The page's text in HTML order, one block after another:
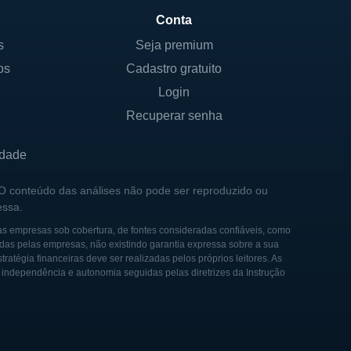
dos Estados Unidos
atender às necessida-
de crescimento permitiu à
do sul dos Estados
investindo em
online e móveis se
clientes
em um setor em
Conta
Seja premium
Cadastro gratuito
Login
Recuperar senha
conteúdo das análises não pode ser reproduzido ou
sob cobertura, de fontes consideradas confiáveis, como
pelas empresas, não existindo garantia expressa sobre a sua
financeiras deve ser realizadas pelos próprios leitores. As
e autonomia seguidas pelas diretrizes da Instrução